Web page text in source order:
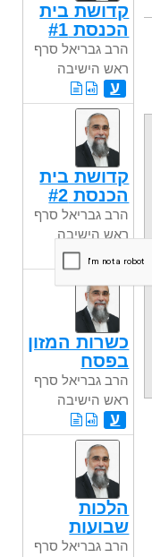
קדושת בית
הכנסת #1
הרב גבריאל סרף
ראש הישיבה
ע
קדושת בית
הכנסת #2
הרב גבריאל סרף
ראש הישיבה
ע
כשרות המזון
בפסח
הרב גבריאל סרף
ראש הישיבה
ע
הלכות
שבועות
הרב גבריאל סרף